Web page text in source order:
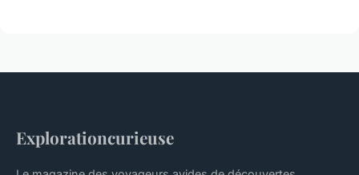
Explorationcurieuse